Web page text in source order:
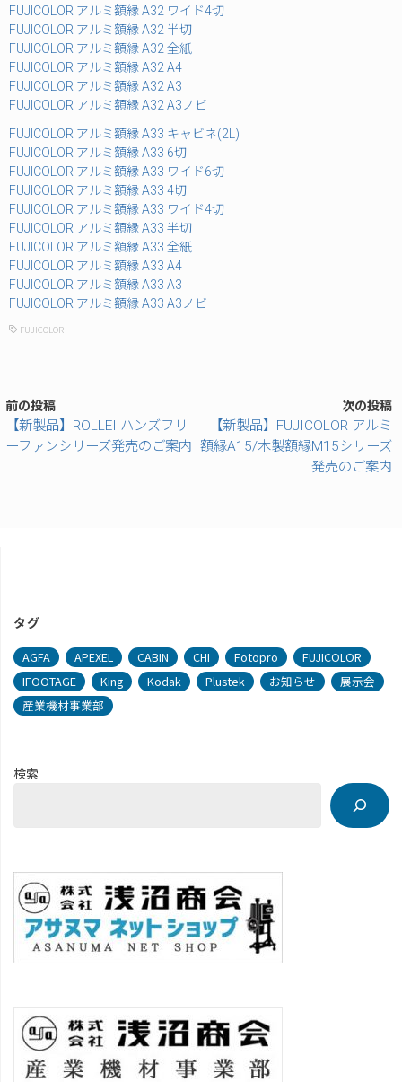
FUJICOLOR アルミ額縁 A32 ワイド4切
FUJICOLOR アルミ額縁 A32 半切
FUJICOLOR アルミ額縁 A32 全紙
FUJICOLOR アルミ額縁 A32 A4
FUJICOLOR アルミ額縁 A32 A3
FUJICOLOR アルミ額縁 A32 A3ノビ
FUJICOLOR アルミ額縁 A33 キャビネ(2L)
FUJICOLOR アルミ額縁 A33 6切
FUJICOLOR アルミ額縁 A33 ワイド6切
FUJICOLOR アルミ額縁 A33 4切
FUJICOLOR アルミ額縁 A33 ワイド4切
FUJICOLOR アルミ額縁 A33 半切
FUJICOLOR アルミ額縁 A33 全紙
FUJICOLOR アルミ額縁 A33 A4
FUJICOLOR アルミ額縁 A33 A3
FUJICOLOR アルミ額縁 A33 A3ノビ
FUJICOLOR
前の投稿
【新製品】ROLLEI ハンズフリ
ーファンシリーズ発売のご案内
次の投稿
【新製品】FUJICOLOR アルミ
額縁A15/木製額縁M15シリーズ
発売のご案内
タグ
AGFA APEXEL CABIN CHI Fotopro
FUJICOLOR
IFOOTAGE
King Kodak Plustek お知らせ
展示会
産業機材事業部
検索